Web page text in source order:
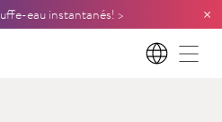
eau instantanés! > ×
FR